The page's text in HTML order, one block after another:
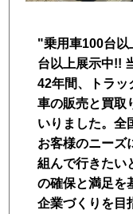
"乗用車100台以
台以上展示中!!
42年間、トラッ
車の販売と買取
いりました。全
お客様のニーズ
組んで行きたい
の確保と満足を
企業づくりを目